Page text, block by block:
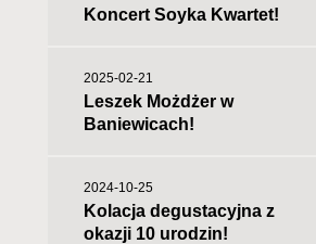
Koncert Soyka Kwartet!
2025-02-21
Leszek Możdżer w
Baniewicach!
2024-10-25
Kolacja degustacyjna z
okazji 10 urodzin!